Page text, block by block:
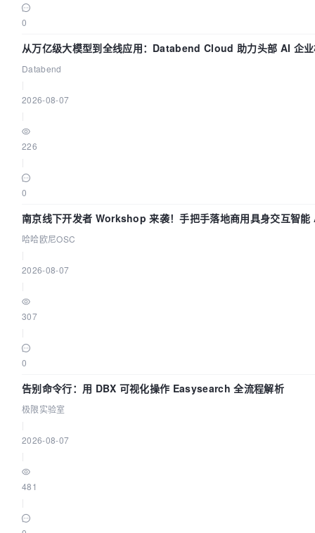
0
从万亿级大模型到全线应用：Databend Cloud 助力头部 AI 企
据管道
Databend
2026-08-07
226
0
南京线下开发者 Workshop 来袭！手把手落地商用具身交互智
哈哈欧尼OSC
2026-08-07
307
0
告别命令行：用 DBX 可视化操作 Easysearch 全流程解析
极限实验室
2026-08-07
481